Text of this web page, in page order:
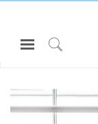
Open
Navigation
产品